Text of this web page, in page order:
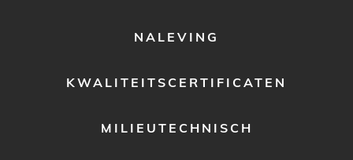
NALEVING
KWALITEITSCERTIFICATEN
MILIEUTECHNISCH